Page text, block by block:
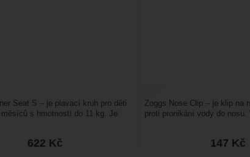
622 Kč
Seat S – je plavací kruh pro děti
měsíců s hmotností do 11 kg. Je
147 Kč
Zoggs Nose Clip – je klip na
proti pronikání vody do nosu.